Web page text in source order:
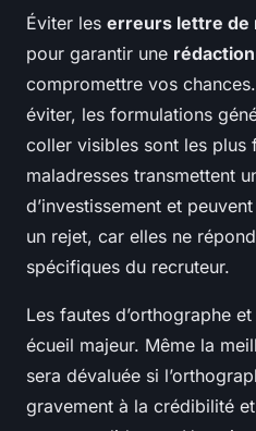
Éviter les erreurs lettre de
pour garantir une
compromettre vos
éviter, les formulations
coller visibles sont les plus
maladresses transmettent
d’investissement et
un rejet, car elles ne
spécifiques du recruteur.
Les fautes d’orthographe
écueil majeur. Même la
sera dévaluée si
gravement à la crédibilité